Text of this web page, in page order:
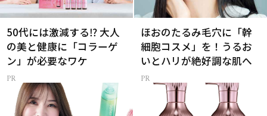
50代には激減する⁉ 大人
の美と健康に「コラーゲ
ン」が必要なワケ
ほおのたるみ毛穴に「幹
細胞コスメ」を！うるお
いとハリが絶好調な肌へ